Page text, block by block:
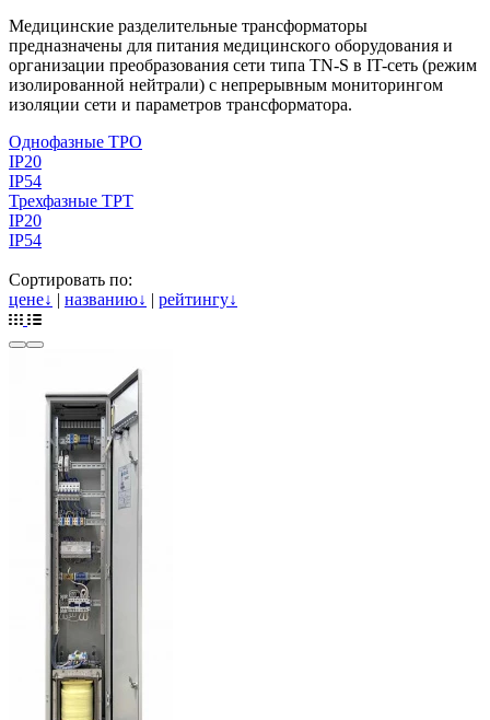
Медицинские разделительные трансформаторы
предназначены для питания медицинского оборудования и
организации преобразования сети типа TN-S в IT-сеть (режим
изолированной нейтрали) с непрерывным мониторингом
изоляции сети и параметров трансформатора.
Однофазные ТРО
IP20
IP54
Трехфазные ТРТ
IP20
IP54
Сортировать по:
цене↓ | названию↓ | рейтингу↓